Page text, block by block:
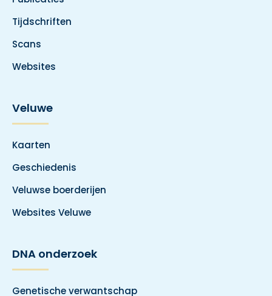
Tijdschriften
Scans
Websites
Veluwe
Kaarten
Geschiedenis
Veluwse boerderijen
Websites Veluwe
DNA onderzoek
Genetische verwantschap